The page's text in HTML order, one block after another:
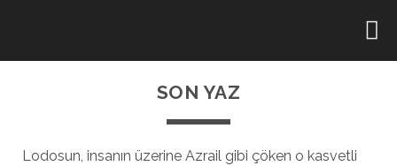
SON YAZ
Lodosun, insanın üzerine Azrail gibi çöken o kasvetli